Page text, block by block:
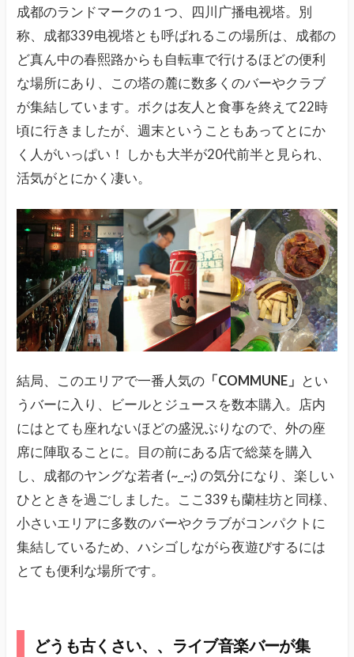
成都のランドマークの１つ、四川广播电视塔。別
称、成都339电视塔とも呼ばれるこの場所は、成都の
ど真ん中の春熙路からも自転車で行けるほどの便利
な場所にあり、この塔の麓に数多くのバーやクラブ
が集結しています。ボクは友人と食事を終えて22時
頃に行きましたが、週末ということもあってとにか
く人がいっぱい！ しかも大半が20代前半と見られ、
活気がとにかく凄い。
結局、このエリアで一番人気の 「COMMUNE」 とい
うバーに入り、ビールとジュースを数本購入。店内
にはとても座れないほどの盛況ぶりなので、外の座
席に陣取ることに。目の前にある店で総菜を購入
し、成都のヤングな若者 (~_~;) の気分になり、楽しい
ひとときを過ごしました。ここ339も蘭桂坊と同様、
小さいエリアに多数のバーやクラブがコンパクトに
集結しているため、ハシゴしながら夜遊びするには
とても便利な場所です。
どうも古くさい、、ライブ音楽バーが集